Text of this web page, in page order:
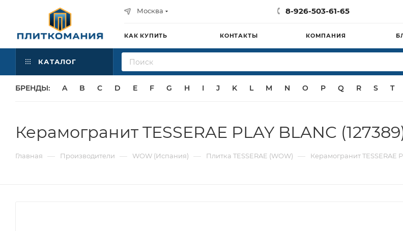
Москва 8-926-503-61-65
КАК КУПИТЬ КОНТАКТЫ КОМПАНИЯ
КАТАЛОГ
БРЕНДЫ: A B C D E F G H I J K L M N O P Q R S T
Керамогранит TESSERAE PLAY BLANC
Главная — Производители — WOW (Испания) — Плитка TESSERAE (WOW) — Керамогранит TESSERAE